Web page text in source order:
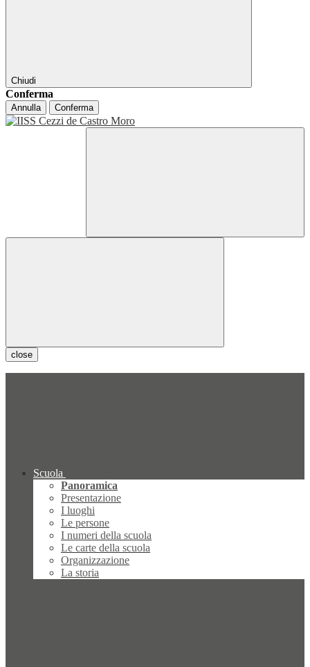
Chiudi
Conferma
Annulla Conferma
close
Scuola
Panoramica
Presentazione
I luoghi
Le persone
I numeri della scuola
Le carte della scuola
Organizzazione
La storia